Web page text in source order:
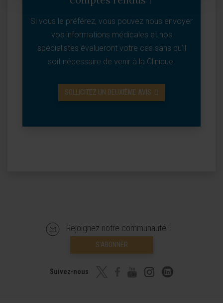
Si vous le préférez, vous pouvez nous envoyer
vos informations médicales et nos
spécialistes évalueront votre cas sans qu’il
soit nécessaire de venir à la Clinique.
SOLLICITEZ UN DEUXIÈME AVIS
Rejoignez notre communauté !
S’ABONNER
Suivez-nous